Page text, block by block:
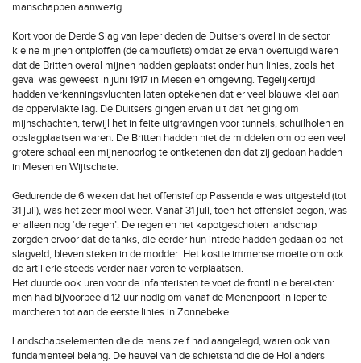
manschappen aanwezig.
Kort voor de Derde Slag van Ieper deden de Duitsers overal in de sector
kleine mijnen ontploffen (de camouflets) omdat ze ervan overtuigd waren
dat de Britten overal mijnen hadden geplaatst onder hun linies, zoals het
geval was geweest in juni 1917 in Mesen en omgeving. Tegelijkertijd
hadden verkenningsvluchten laten optekenen dat er veel blauwe klei aan
de oppervlakte lag. De Duitsers gingen ervan uit dat het ging om
mijnschachten, terwijl het in feite uitgravingen voor tunnels, schuilholen en
opslagplaatsen waren. De Britten hadden niet de middelen om op een veel
grotere schaal een mijnenoorlog te ontketenen dan dat zij gedaan hadden
in Mesen en Wijtschate.
Gedurende de 6 weken dat het offensief op Passendale was uitgesteld (tot
31 juli), was het zeer mooi weer. Vanaf 31 juli, toen het offensief begon, was
er alleen nog ‘de regen’. De regen en het kapotgeschoten landschap
zorgden ervoor dat de tanks, die eerder hun intrede hadden gedaan op het
slagveld, bleven steken in de modder. Het kostte immense moeite om ook
de artillerie steeds verder naar voren te verplaatsen.
Het duurde ook uren voor de infanteristen te voet de frontlinie bereikten:
men had bijvoorbeeld 12 uur nodig om vanaf de Menenpoort in Ieper te
marcheren tot aan de eerste linies in Zonnebeke.
Landschapselementen die de mens zelf had aangelegd, waren ook van
fundamenteel belang. De heuvel van de schietstand die de Hollanders